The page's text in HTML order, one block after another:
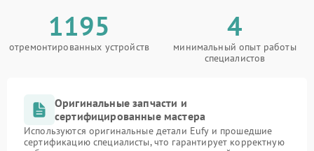
1195
отремонтированных устройств
4
минимальный опыт работы
специалистов
Оригинальные запчасти и
сертифицированные мастера
Используются оригинальные детали Eufy и прошедшие
сертификацию специалисты, что гарантирует корректную